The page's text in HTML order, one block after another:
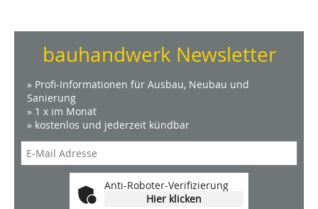
bauhandwerk Newsletter
» Profi-Informationen für Ausbau, Neubau und
Sanierung
» 1 x im Monat
» kostenlos und jederzeit kündbar
Anti-Roboter-Verifizierung
Hier klicken